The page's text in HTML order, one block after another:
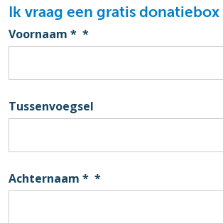
Ik vraag een gratis donatiebox
Voornaam * *
Tussenvoegsel
Achternaam * *